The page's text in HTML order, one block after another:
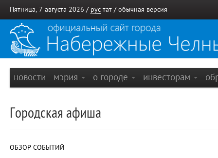
Пятница, 7 августа 2026 / рус тат / обычная версия
новости мэрия о городе инвесторам
Городская афиша
ОБЗОР СОБЫТИЙ